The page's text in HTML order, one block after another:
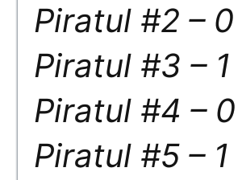
Piratul #2 – 0
Piratul #3 – 1
Piratul #4 – 0
Piratul #5 – 1